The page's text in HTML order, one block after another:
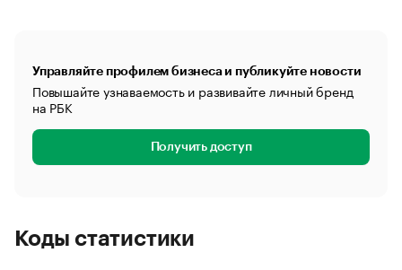
Управляйте профилем бизнеса и публикуйте новости
Повышайте узнаваемость и развивайте личный бренд
на РБК
Получить доступ
Коды статистики